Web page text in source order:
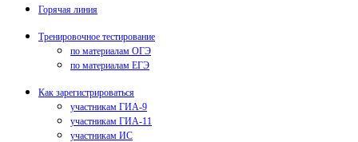
Горячая линия
Тренировочное тестирование
по материалам ОГЭ
по материалам ЕГЭ
Как зарегистрироваться
участникам ГИА-9
участникам ГИА-11
участникам ИС